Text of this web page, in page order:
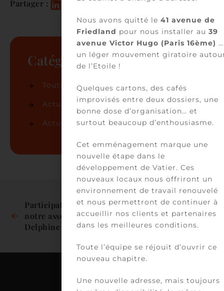
Partager :
Catégories
Toutes les actualités(86)
Actualités du cabinet(50)
Actualités juridiques(36)
Participation de
notre associée
Delphine Jaafar à
Chez VATIER, on
danse aussi !
Nous avons quitté le 41 avenue de
Friedland pour nous installer au 39
avenue Victor Hugo (Paris 16ème) …
un léger mouvement giratoire
de l’Etoile !
Quelques cartons, des cafés
improvisés entre deux dossiers, une
bonne dose d’organisation… et
surtout beaucoup d’enthousiasme.
Cet emménagement marque une
nouvelle étape dans le
développement de Vatier. Ces
nouveaux locaux nous offriront un
environnement de travail renouvelé
et nous permettront de continuer à
accueillir nos clients et partenaires
dans les meilleures conditions.
Toute l’équipe se réjouit d’ouvrir ce
nouveau chapitre.
Une nouvelle adresse, mais toujours